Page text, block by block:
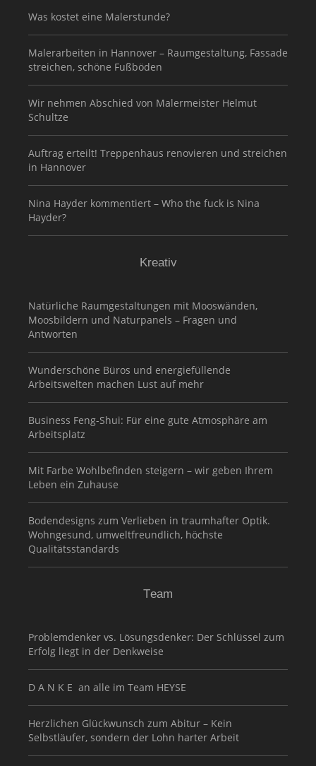
Was kostet eine Malerstunde?
Malerarbeiten in Hannover – Raumgestaltung, Fassade
streichen, schöne Fußböden
Wir nehmen Abschied von Malermeister Helmut
Schultze
Auftrag erteilt! Treppenhaus renovieren und streichen
in Hannover
Nina Hayder kommentiert – Who the fuck is Nina
Hayder?
Kreativ
Natürliche Raumgestaltungen mit Mooswänden,
Moosbildern und Naturpanels – Fragen und
Antworten
Wunderschöne Büros und energiefüllende
Arbeitswelten machen Lust auf mehr
Business Feng-Shui: Für eine gute Atmosphäre am
Arbeitsplatz
Mit Farbe Wohlbefinden steigern – wir geben Ihrem
Leben ein Zuhause
Bodendesigns zum Verlieben in traumhafter Optik.
Wohngesund, umweltfreundlich, höchste
Qualitätsstandards
Team
Problemdenker vs. Lösungsdenker: Der Schlüssel zum
Erfolg liegt in der Denkweise
D A N K E an alle im Team HEYSE
Herzlichen Glückwunsch zum Abitur – Kein
Selbstläufer, sondern der Lohn harter Arbeit